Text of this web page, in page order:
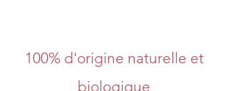
100% d'origine naturelle et
biologique